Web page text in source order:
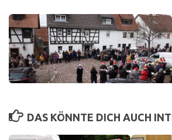
DAS KÖNNTE DICH AUCH